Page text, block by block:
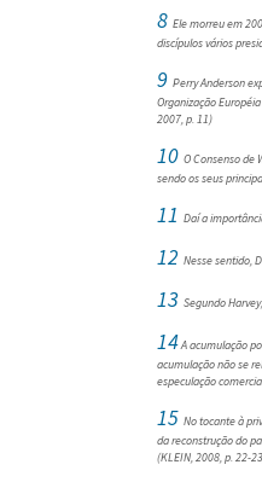
8 Ele morreu em
discípulos vários
9 Perry Anderson
Organização
2007, p. 11)
10 O Consenso de
sendo os seus
11 Daí a
12 Nesse sentido,
13 Segundo
14A acumulação
acumulação não se
especulação
15 No tocante à
da reconstrução do
(KLEIN, 2008, p. 22-